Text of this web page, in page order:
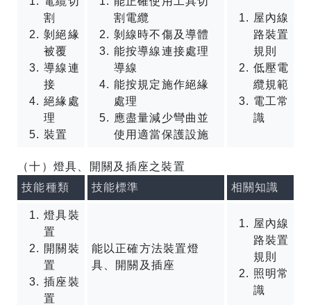
割
剝絕緣
被覆
導線連
接
絕緣處
理
裝置
割電纜
剝線時不傷及導體
能按導線連接處理
導線
能按規定施作絕緣
處理
應盡量減少彎曲並
使用適當保護設施
屋內線
路裝置
規則
低壓電
纜規範
電工常
識
（十）燈具、開關及插座之裝置
技能種類
技能標準 相關知識
燈具裝
置
開關裝
置
插座裝
置
能以正確方法裝置燈
具、開關及插座
屋內線
路裝置
規則
照明常
識